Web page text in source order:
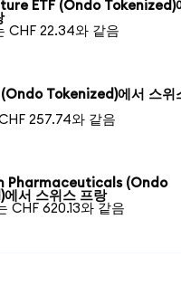
ETF (Ondo Tokenized)
CHF 22.34와 같음
Tokenized)에서 스위
257.74와 같음
Pharmaceuticals (Ondo
서 스위스 프랑
CHF 620.13와 같음